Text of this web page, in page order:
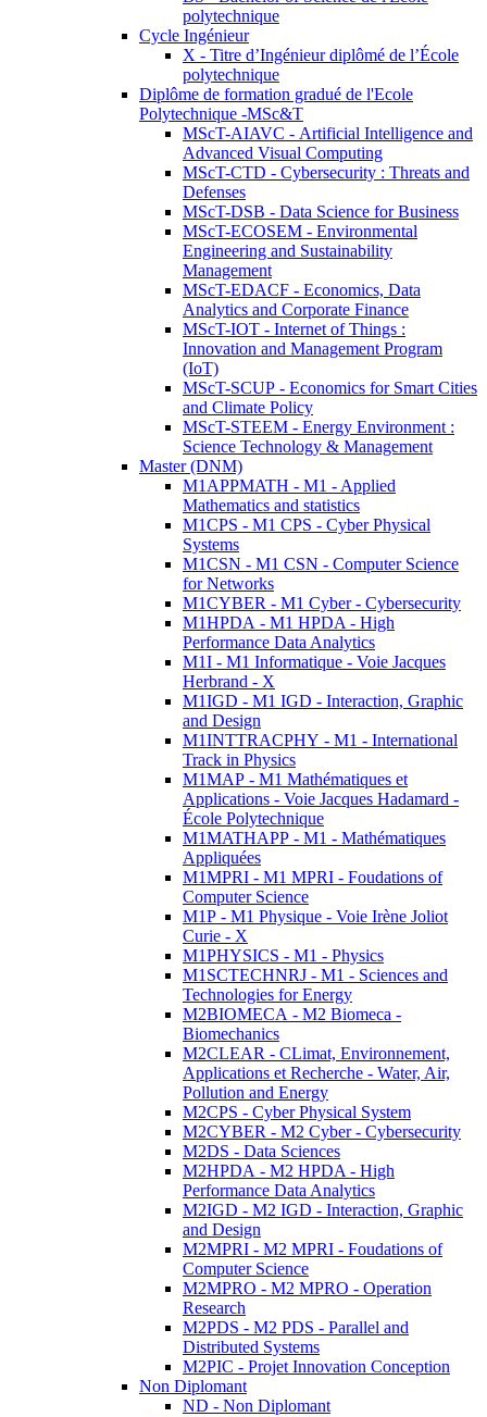
polytechnique
Cycle Ingénieur
X - Titre d’Ingénieur diplômé de l’École
polytechnique
Diplôme de formation gradué de l'Ecole
Polytechnique -MSc&T
MScT-AIAVC - Artificial Intelligence and
Advanced Visual Computing
MScT-CTD - Cybersecurity : Threats and
Defenses
MScT-DSB - Data Science for Business
MScT-ECOSEM - Environmental
Engineering and Sustainability
Management
MScT-EDACF - Economics, Data
Analytics and Corporate Finance
MScT-IOT - Internet of Things :
Innovation and Management Program
(IoT)
MScT-SCUP - Economics for Smart Cities
and Climate Policy
MScT-STEEM - Energy Environment :
Science Technology & Management
Master (DNM)
M1APPMATH - M1 - Applied
Mathematics and statistics
M1CPS - M1 CPS - Cyber Physical
Systems
M1CSN - M1 CSN - Computer Science
for Networks
M1CYBER - M1 Cyber - Cybersecurity
M1HPDA - M1 HPDA - High
Performance Data Analytics
M1I - M1 Informatique - Voie Jacques
Herbrand - X
M1IGD - M1 IGD - Interaction, Graphic
and Design
M1INTTRACPHY - M1 - International
Track in Physics
M1MAP - M1 Mathématiques et
Applications - Voie Jacques Hadamard -
École Polytechnique
M1MATHAPP - M1 - Mathématiques
Appliquées
M1MPRI - M1 MPRI - Foudations of
Computer Science
M1P - M1 Physique - Voie Irène Joliot
Curie - X
M1PHYSICS - M1 - Physics
M1SCTECHNRJ - M1 - Sciences and
Technologies for Energy
M2BIOMECA - M2 Biomeca -
Biomechanics
M2CLEAR - CLimat, Environnement,
Applications et Recherche - Water, Air,
Pollution and Energy
M2CPS - Cyber Physical System
M2CYBER - M2 Cyber - Cybersecurity
M2DS - Data Sciences
M2HPDA - M2 HPDA - High
Performance Data Analytics
M2IGD - M2 IGD - Interaction, Graphic
and Design
M2MPRI - M2 MPRI - Foudations of
Computer Science
M2MPRO - M2 MPRO - Operation
Research
M2PDS - M2 PDS - Parallel and
Distributed Systems
M2PIC - Projet Innovation Conception
Non Diplomant
ND - Non Diplomant